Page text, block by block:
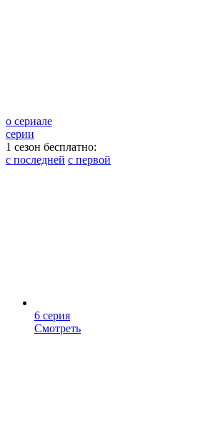
о сериале
серии
1 сезон бесплатно:
с последней с первой
6 серия
Смотреть